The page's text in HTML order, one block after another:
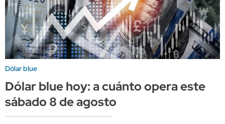
Dólar blue
Dólar blue hoy: a cuánto opera este
sábado 8 de agosto